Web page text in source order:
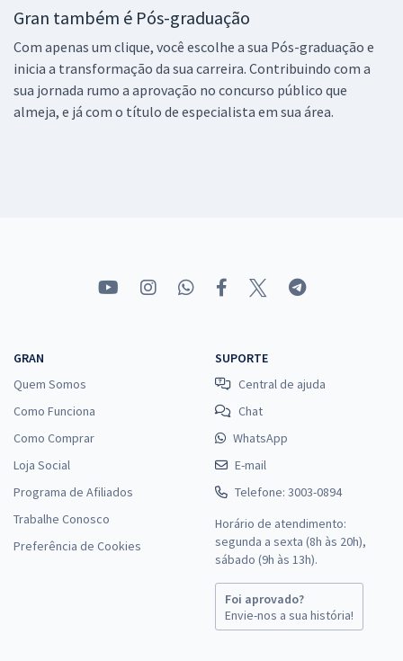
Gran também é Pós-graduação
Com apenas um clique, você escolhe a sua Pós-graduação e
inicia a transformação da sua carreira. Contribuindo com a
sua jornada rumo a aprovação no concurso público que
almeja, e já com o título de especialista em sua área.
GRAN
Quem Somos
Como Funciona
Como Comprar
Loja Social
Programa de Afiliados
Trabalhe Conosco
Preferência de Cookies
SUPORTE
Central de ajuda
Chat
WhatsApp
E-mail
Telefone: 3003-0894
Horário de atendimento:
segunda a sexta (8h às 20h),
sábado (9h às 13h).
Foi aprovado?
Envie-nos a sua história!